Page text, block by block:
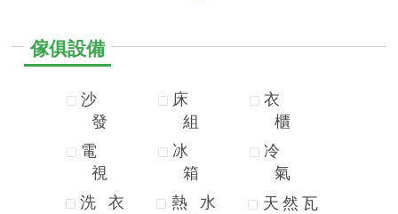
傢俱設備
沙
發
電
視
洗
衣
床
組
冰
箱
熱
水
衣
櫃
冷
氣
天 然 瓦